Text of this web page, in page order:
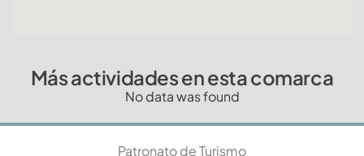
Más actividades en esta comarca
No data was found
Patronato de Turismo